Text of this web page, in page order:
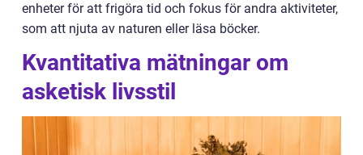
enheter för att frigöra tid och fokus för andra aktiviteter,
som att njuta av naturen eller läsa böcker.
Kvantitativa mätningar om
asketisk livsstil